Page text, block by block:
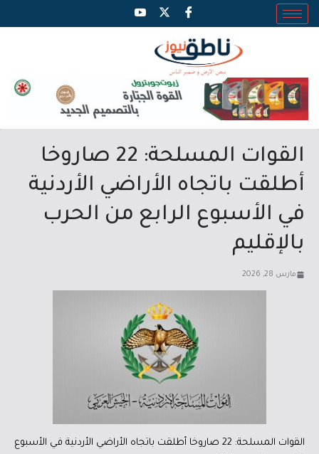
القوات المسلحة: 22 صاروخا
أطلقت باتجاه الأراضي الأردنية
في الأسبوع الرابع من الحرب
بالإقليم
مارس 28, 2026
القوات المسلحة: 22 صاروخا أطلقت باتجاه الأراضي الأردنية في الأسبوع